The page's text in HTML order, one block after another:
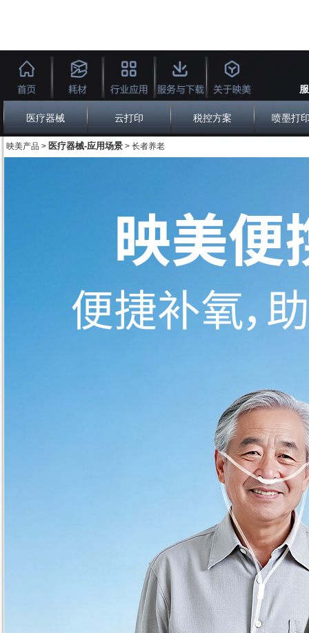
医疗器械 云打印 税控方案 喷墨打
映美产品 > 医疗器械-应用场景 > 长者养老